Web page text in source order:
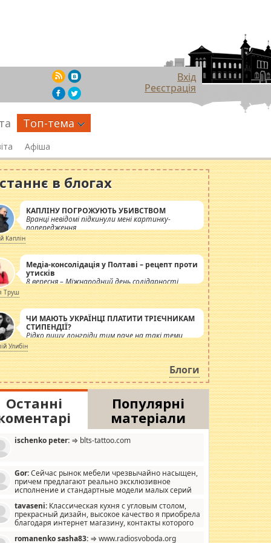
Вхід
Реєстрація
Топ-тема
Афіша
в блогах
КАПЛІНУ ПОГРОЖУЮТЬ УБИВСТВОМ
Вранці невідомі підкинули мені картинку-
попередження
Каплін
Медіа-консолідація у Полтаві – рецепт проти
утисків
8 вересня – Міжнародний день солідарності
журналістів.
Труш
ЧИ МАЮТЬ УКРАЇНЦІ ПЛАТИТИ ТРІЄЧНИКАМ
СТИПЕНДІЇ?
Рідко пишу лонгріди тим паче на такі теми,
але вже просто дістало! Обурюють сьогоднішні
інсенуації навколо стипендіального питання.
Штучно роздувається ще одна соціальна
катастрофа.
Улибін
Блоги
Останні
Популярні
матеріали
ischenko peter: ⇒ blts-tattoo.com
Gor:Сейчас рынок мебели чрезвычайно насыщен,
причем предлагают реально эксклюзивное
исполнение и стандартные модели малых серий
мало походит на стандартные формы, в MebelOk,
и что главное - со вкусом все в порядке,
ненужных наворотов удорожающих мебель, а это не
tavaseni: Классическая кухня с угловым столом,
прекрасный дизайн, высокое качество я приобрела
благодаря интернет магазину, контакты которого
romanenko sasha83: ⇒ www.radiosvoboda.org